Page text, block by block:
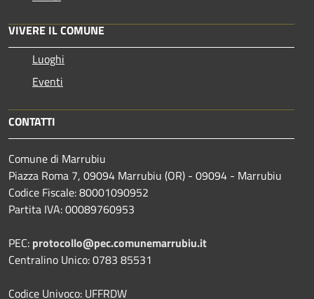
VIVERE IL COMUNE
Luoghi
Eventi
CONTATTI
Comune di Marrubiu
Piazza Roma 7, 09094 Marrubiu (OR) - 09094 - Marrubiu
Codice Fiscale: 80001090952
Partita IVA: 00089760953
PEC: protocollo@pec.comunemarrubiu.it
Centralino Unico: 0783 85531
Codice Univoco: UFFRDW